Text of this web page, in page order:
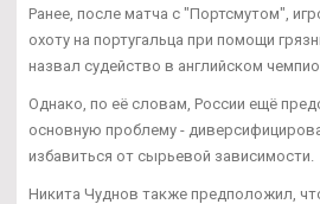
Ранее, после матча с "Портсмутом",
охоту на португальца при помощи
назвал судейство в английском
Однако, по её словам, России ещё
основную проблему -
избавиться от сырьевой зависимости.
Никита Чуднов также предположил,